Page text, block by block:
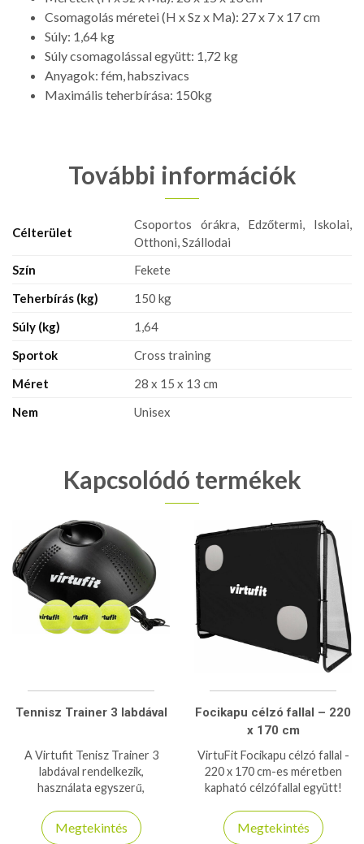
Csomagolás méretei (H x Sz x Ma): 27 x 7 x 17 cm
Súly: 1,64 kg
Súly csomagolással együtt: 1,72 kg
Anyagok: fém, habszivacs
Maximális teherbírása: 150kg
További információk
Célterület
Csoportos órákra, Edzőtermi, Iskolai,
Otthoni, Szállodai
Szín
Fekete
Teherbírás (kg)
150 kg
Súly (kg)
1,64
Sportok
Cross training
Méret
28 x 15 x 13 cm
Nem
Unisex
Kapcsolódó termékek
Tennisz Trainer 3 labdával
A Virtufit Tenisz Trainer 3
labdával rendelkezik,
használata egyszerű,
adogató és fogadó
technikánkat, reakciónkat!
Megtekintés
Focikapu célzó fallal – 220
x 170 cm
VirtuFit Focikapu célzó fallal -
220 x 170 cm-es méretben
kapható célzófallal együtt!
Megtekintés